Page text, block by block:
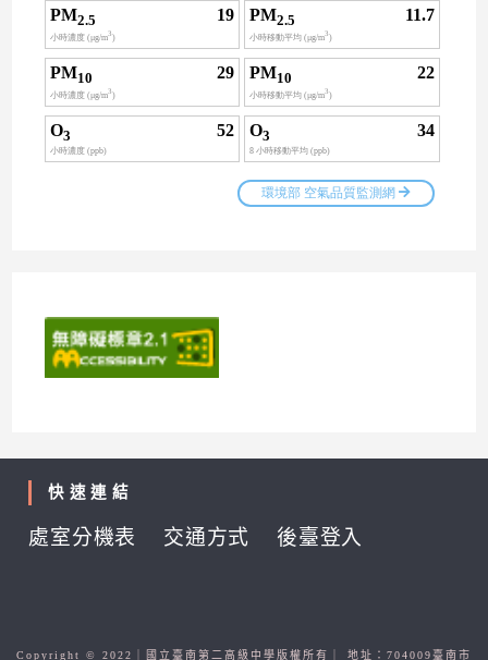
快速連結
處室分機表 交通方式 後臺登入
Copyright © 2022｜國立臺南第二高級中學版權所有｜ 地址：704009臺南市